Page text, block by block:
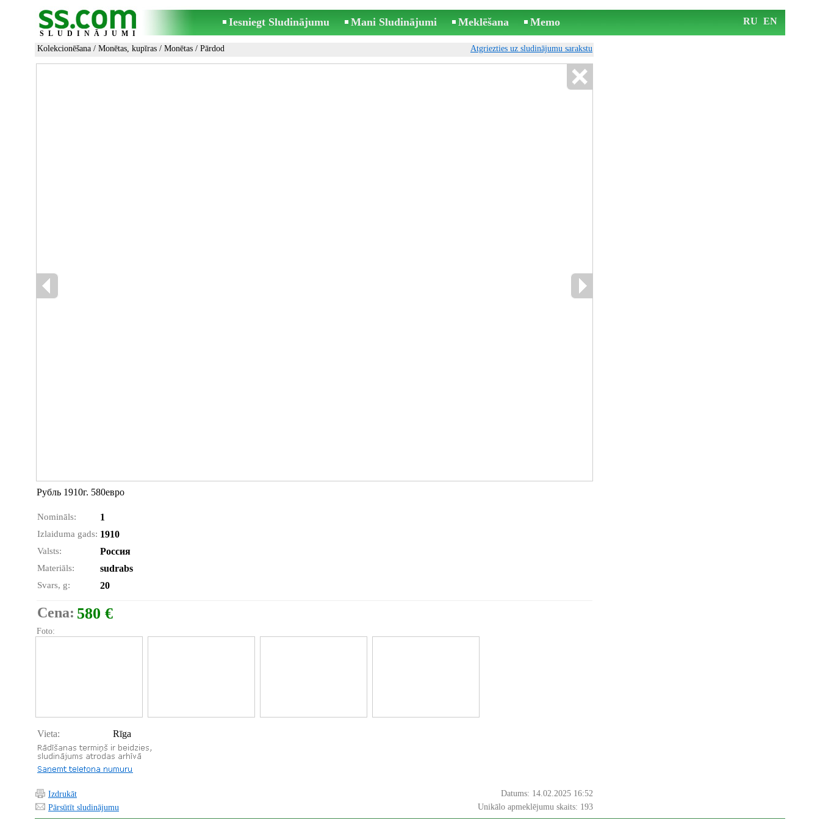
SLUDINĀJUMI
Iesniegt Sludinājumu Mani Sludinājumi Meklēšana Memo RU EN
Kolekcionēšana / Monētas, kupīras / Monētas / Pārdod Atgriezties uz sludinājumu sarakstu
Рубль 1910г. 580евро
Nomināls: 1
Izlaiduma gads: 1910
Valsts: Россия
Materiāls: sudrabs
Svars, g: 20
Cena: 580 €
Foto:
Vieta: Rīga
Izdrukāt
Datums: 14.02.2025 16:52
Pārsūtīt sludinājumu
Unikālo apmeklējumu skaits: 193